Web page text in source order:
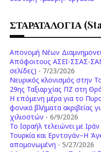
ΣΤΑΡΑΤΑΛΟΓΙΑ
Απονομή Νέων
Απόφοιτους ΑΣΕΙ-ΣΣΑΣ-
σελίδες) - 7/23/2026
Νευρικός κλονισμός στην
29ης Ταξιαρχίας ΠΖ στη
Η επόμενη μέρα για το
φονικά βλήματα ακριβείας
χιλιοστών - 6/9/2026
Το Ισραήλ τελειώνει με
Τουρκία και Ερντογάν–Η
απομονωμένη - 5/27/2026